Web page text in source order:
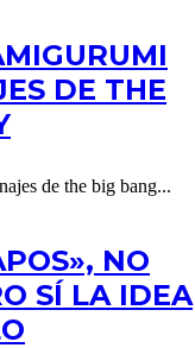
DE THE
de the big bang...
NO
SÍ LA IDEA